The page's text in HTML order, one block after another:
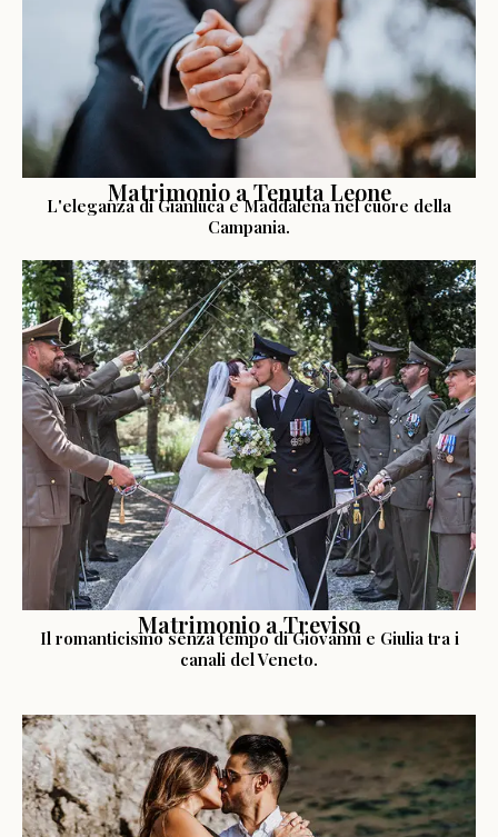
LEGGI LA STORIA
Matrimonio a Tenuta Leone
L'eleganza di Gianluca e Maddalena nel cuore della
Campania.
LEGGI LA STORIA
Matrimonio a Treviso
Il romanticismo senza tempo di Giovanni e Giulia tra i
canali del Veneto.